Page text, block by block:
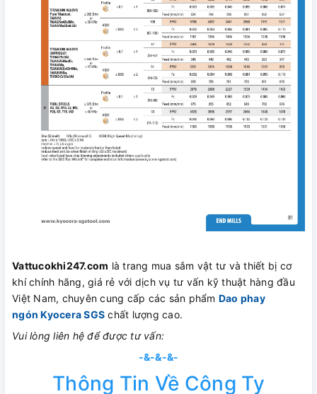
Vattucokhi247.com là trang mua sắm vật tư và thiết bị cơ
khí chính hãng, giá rẻ với dịch vụ tư vấn kỹ thuật hàng đầu
Việt Nam, chuyên cung cấp các sản phẩm Dao phay
ngón Kyocera SGS chất lượng cao.
Vui lòng liên hệ để được tư vấn:
-&-&-&-
Thông Tin Về Công Ty